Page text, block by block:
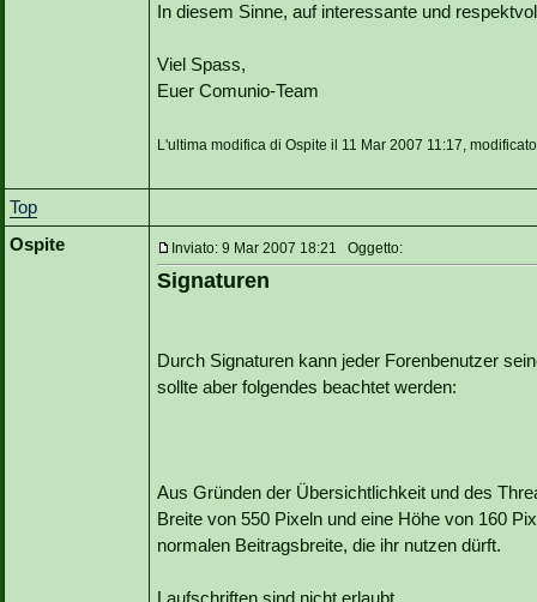
In diesem Sinne, auf interessante und
Viel Spass,
Euer Comunio-Team
L'ultima modifica di Ospite il 11 Mar 2007 11:17,
Top
Ospite
Inviato: 9 Mar 2007 18:21 Oggetto:
Signaturen
Durch Signaturen kann jeder Forenbenutzer
sollte aber folgendes beachtet werden:
Aus Gründen der Übersichtlichkeit und des
Breite von 550 Pixeln und eine Höhe von 160
normalen Beitragsbreite, die ihr nutzen dürft.